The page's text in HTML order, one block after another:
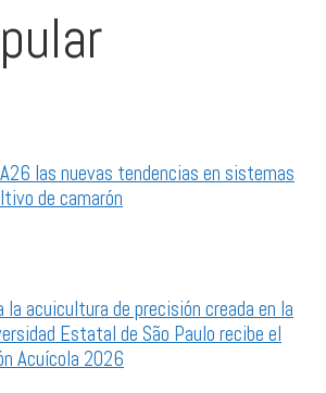
las nuevas tendencias en sistemas
de camarón
la acuicultura de precisión creada en la
Estatal de São Paulo recibe el
Acuícola 2026